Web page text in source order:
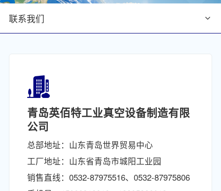
联系我们
联系我们
青岛英佰特工业真空设备制造有限
公司
总部地址：山东青岛世界贸易中心
工厂地址：山东省青岛市城阳工业园
销售直线： 0532-87975516、 0532-87975806